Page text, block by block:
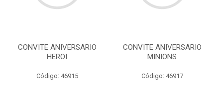
CONVITE ANIVERSARIO
HEROI
Código: 46915
CONVITE ANIVERSARIO
MINIONS
Código: 46917